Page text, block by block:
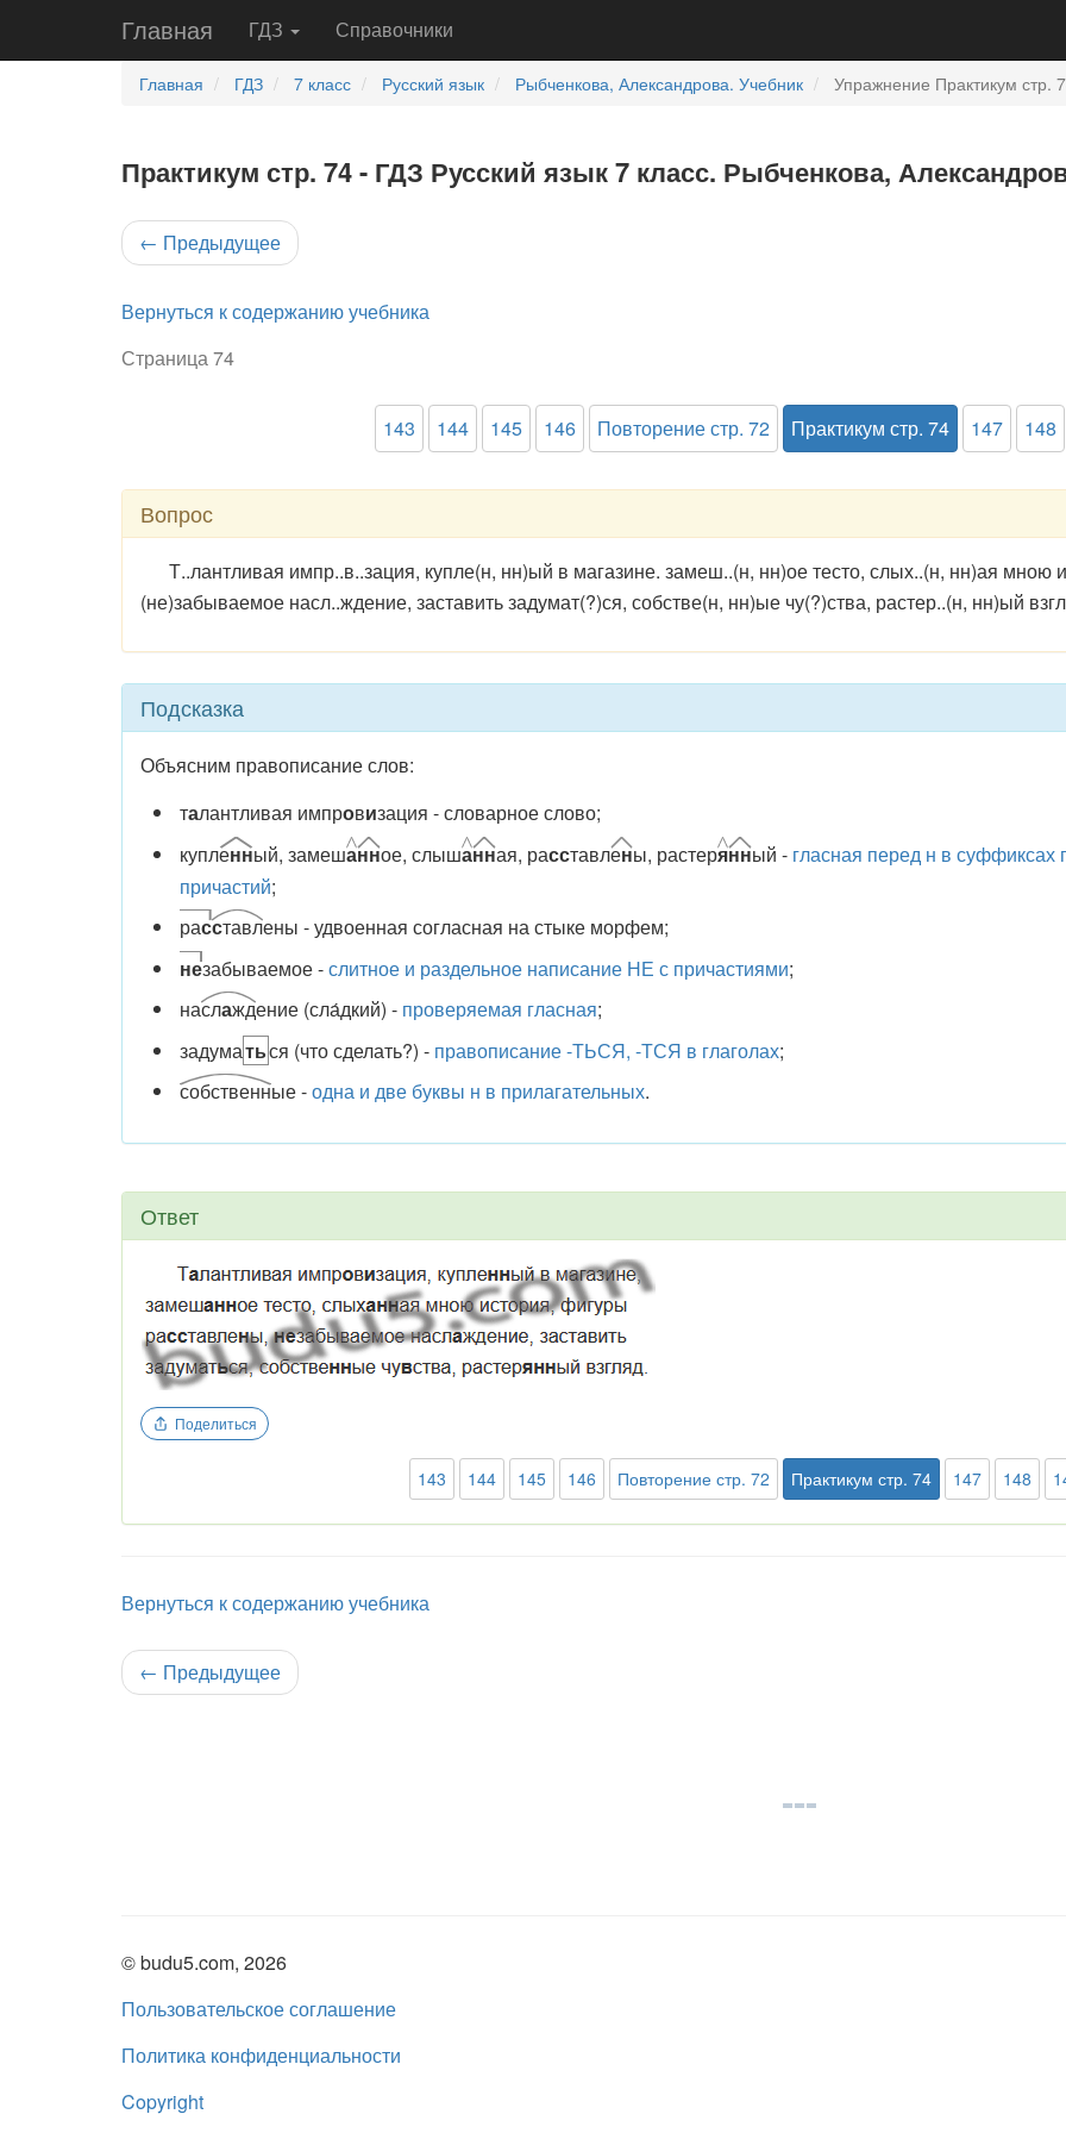
Главная ГДЗ Справочники
Главная ГДЗ 7 класс Русский язык Рыбченкова, Александрова. Учебник Упражнение Практикум стр.
Практикум стр. 74 - ГДЗ Русский язык 7 класс. Рыбченкова,
← Предыдущее
Вернуться к содержанию учебника
Страница 74
143 144 145 146 Повторение стр. 72 Практикум стр. 74 147 148
Вопрос
Т..лантливая импр..в..зация, купле(н, нн)ый в магазине. замеш..(н, нн)ое тесто, слых..(н, нн)ая мною
(не)забываемое насл..ждение, заставить задумат(?)ся, собстве(н, нн)ые чу(?)ства, растер..(н, нн)ый
Подсказка
Объясним правописание слов:
талантливая импровизация - словарное слово;
купленный, замешанное, слышанная, расставлены, растерянный - гласная перед н в суффиксах
причастий;
расставлены - удвоенная согласная на стыке морфем;
незабываемое -слитное и раздельное написание НЕ с причастиями;
наслаждение (сла́дкий) - проверяемая гласная;
задуматься (что сделать?) - правописание -ТЬСЯ, -ТСЯ в глаголах;
собственные -одна и две буквы н в прилагательных.
Ответ
Поделиться
143 144 145 146 Повторение стр. 72 Практикум стр. 74 147 148
Вернуться к содержанию учебника
← Предыдущее
© budu5.com, 2026
Пользовательское соглашение
Политика конфиденциальности
Copyright